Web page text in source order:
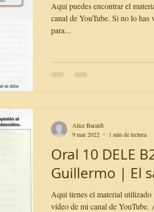
Aquí puedes encontrar el
canal de YouTube. Si no lo has
para...
Oral 10 DELE
Guillermo | El
Aquí tienes el material utilizado
vídeo de mi canal de YouTube.
Alice Baraldi
9 mar 2022
1 min de lectura